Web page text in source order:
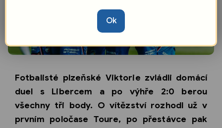
Fotbalisté plzeňské Viktorie zvládli domácí
duel s Libercem a po výhře 2:0 berou
všechny tři body. O vítězství rozhodl už v
prvním poločase Toure, po přestávce pak
Ok